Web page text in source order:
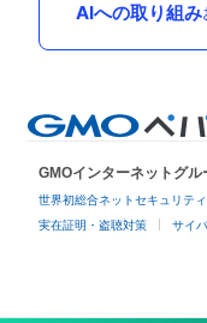
AIへの取り組み
GMOインターネットグ
世界初総合ネットセキュリテ
実在証明・盗聴対策 サイ